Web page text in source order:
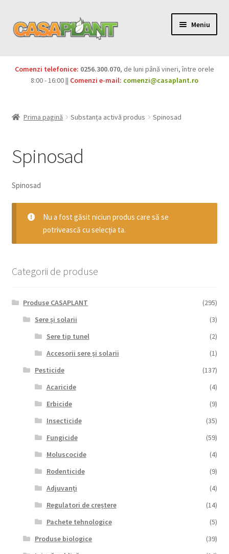
Meniu
Pesticide
Produse BIO
Igienă publică
Casa și grădina
copil
Sere și solarii
Extinde
Comenzi telefonice: 0256.300.070, de luni până vineri, între orele
8:00 - 16:00 || Comenzi e-mail: comenzi@casaplant.ro
Prima pagină Substanța activă produs Spinosad
Spinosad
Spinosad
Nu a fost găsit niciun produs care să se
potrivească cu selecția ta.
Categorii de produse
Produse CASAPLANT
(295)
Sere și solarii
(3)
Sere tip tunel
(2)
Accesorii sere și solarii
(1)
Pesticide
(137)
Acaricide
(4)
Erbicide
(9)
Insecticide
(35)
Fungicide
(59)
Moluscocide
(4)
Rodenticide
(9)
Adjuvanți
(4)
Regulatori de creștere
(14)
Pachete tehnologice
(5)
Produse biologice
(39)